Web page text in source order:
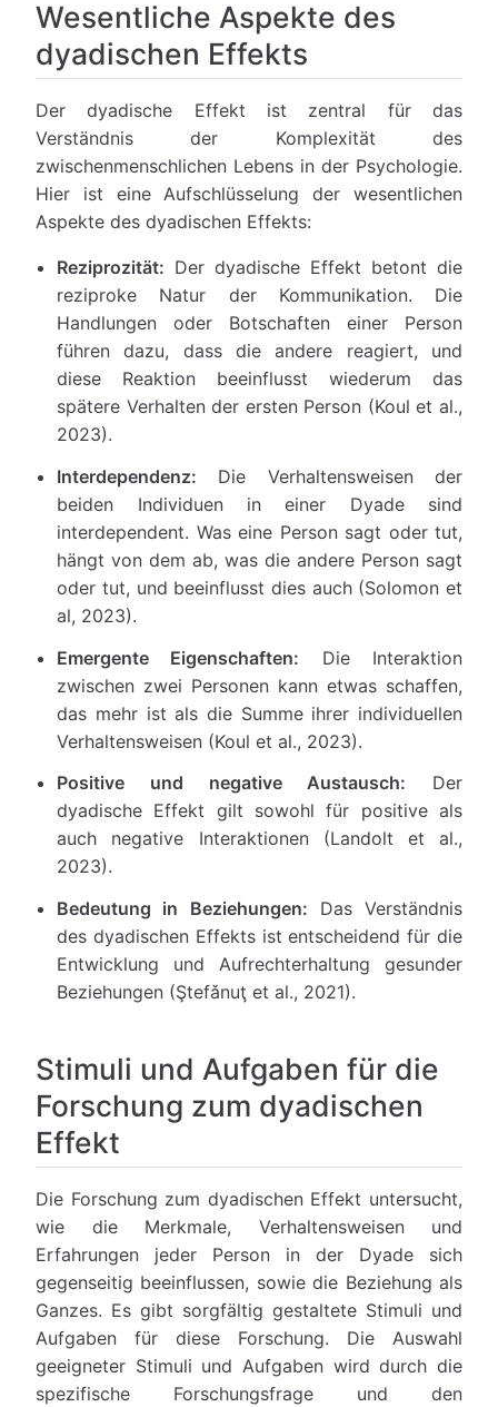
Wesentliche Aspekte des
dyadischen Effekts
Der dyadische Effekt ist zentral für das
Verständnis der Komplexität des
zwischenmenschlichen Lebens in der Psychologie.
Hier ist eine Aufschlüsselung der wesentlichen
Aspekte des dyadischen Effekts:
Reziprozität: Der dyadische Effekt betont die
reziproke Natur der Kommunikation. Die
Handlungen oder Botschaften einer Person
führen dazu, dass die andere reagiert, und
diese Reaktion beeinflusst wiederum das
spätere Verhalten der ersten Person (Koul et al.,
2023).
Interdependenz: Die Verhaltensweisen der
beiden Individuen in einer Dyade sind
interdependent. Was eine Person sagt oder tut,
hängt von dem ab, was die andere Person sagt
oder tut, und beeinflusst dies auch (Solomon et
al, 2023).
Emergente Eigenschaften: Die Interaktion
zwischen zwei Personen kann etwas schaffen,
das mehr ist als die Summe ihrer individuellen
Verhaltensweisen (Koul et al., 2023).
Positive und negative Austausch: Der
dyadische Effekt gilt sowohl für positive als
auch negative Interaktionen (Landolt et al.,
2023).
Bedeutung in Beziehungen: Das Verständnis
des dyadischen Effekts ist entscheidend für die
Entwicklung und Aufrechterhaltung gesunder
Beziehungen (Ştefǎnuţ et al., 2021).
Stimuli und Aufgaben für die
Forschung zum dyadischen
Effekt
Die Forschung zum dyadischen Effekt untersucht,
wie die Merkmale, Verhaltensweisen und
Erfahrungen jeder Person in der Dyade sich
gegenseitig beeinflussen, sowie die Beziehung als
Ganzes. Es gibt sorgfältig gestaltete Stimuli und
Aufgaben für diese Forschung. Die Auswahl
geeigneter Stimuli und Aufgaben wird durch die
spezifische Forschungsfrage und den